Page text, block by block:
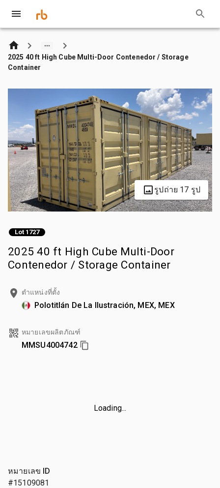
2025 40 ft High Cube Multi-Door Contenedor / Storage
Container
รูปถ่าย 17 รูป
Lot 1727
2025 40 ft High Cube Multi-Door
Contenedor / Storage Container
ตำแหน่งที่ตั้ง
Polotitlán De La Ilustración, MEX, MEX
หมายเลขผลิตภัณฑ์
MMSU4004742
Loading...
หมายเลข ID
#15109081